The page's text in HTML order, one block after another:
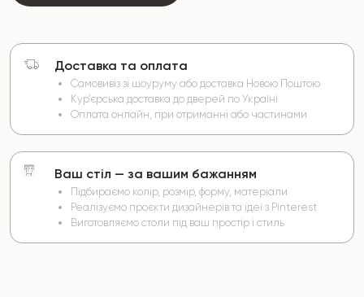
Доставка та оплата
Самовивіз зі шоуруму або доставка Новою Поштою
Кур’єрська доставка до дверей по Україні
Оплата онлайн, при отриманні або частинами
Ваш стіл — за вашим бажанням
Підбираємо колір, розмір, форму, матеріали
Реалізуємо проєкти дизайнерів та ідеї з Pinterest
Виготовляємо столи під ваш простір і стиль